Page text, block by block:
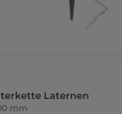
Laternen
mm